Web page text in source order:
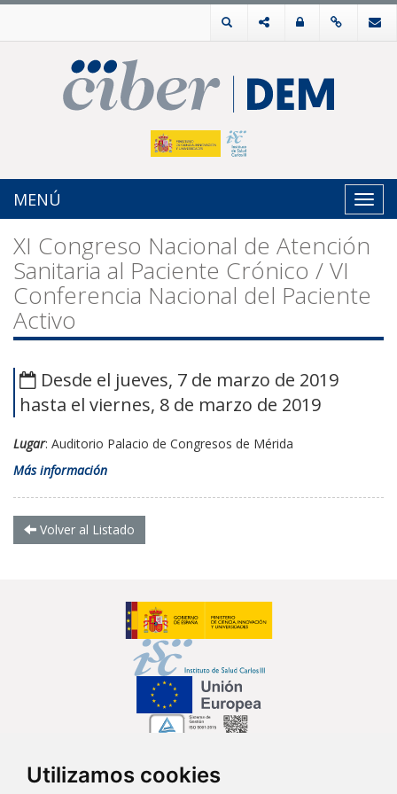
Utilizamos cookies
MENÚ
XI Congreso Nacional de Atención
Sanitaria al Paciente Crónico / VI
Conferencia Nacional del Paciente
Activo
Desde el jueves, 7 de marzo de 2019
hasta el viernes, 8 de marzo de 2019
Lugar: Auditorio Palacio de Congresos de Mérida
Más información
Volver al Listado
Síguenos en...